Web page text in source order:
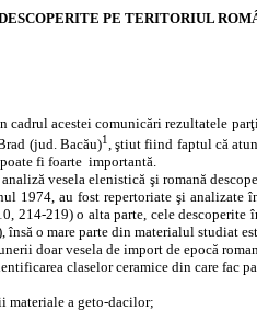
PE TERITORIUL
cadrul acestei comunicări rezultatele
(jud. Bacău)1, ştiut fiind faptul că
fi foarte importantă.
vesela elenistică şi romană
1974, au fost repertoriate şi
214-219) o alta parte, cele
însă o mare parte din materialul studiat
doar vesela de import de epocă
claselor ceramice din care fac
materiale a geto-dacilor;